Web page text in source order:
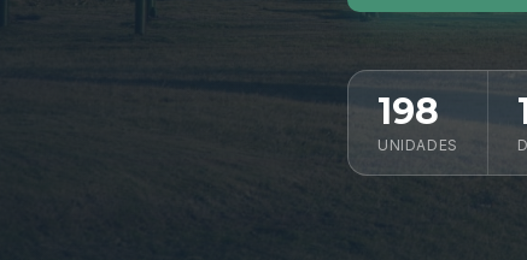
198
UNIDADES